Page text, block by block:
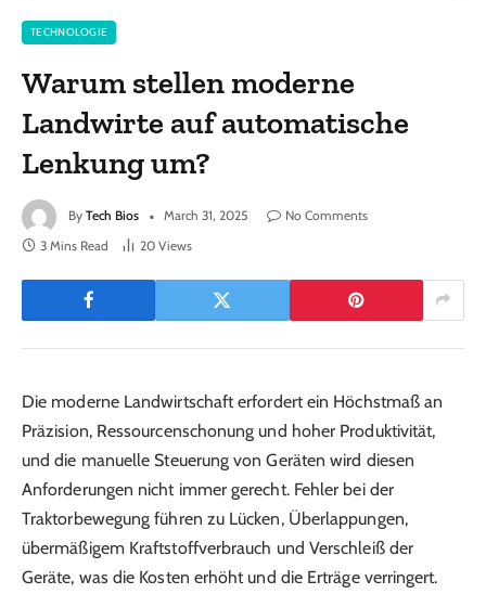
TECHNOLOGIE
Warum stellen moderne
Landwirte auf automatische
Lenkung um?
By Tech Bios March 31, 2025
No Comments
3 Mins Read
20 Views
Die moderne Landwirtschaft erfordert ein Höchstmaß an
Präzision, Ressourcenschonung und hoher Produktivität,
und die manuelle Steuerung von Geräten wird diesen
Anforderungen nicht immer gerecht. Fehler bei der
Traktorbewegung führen zu Lücken, Überlappungen,
übermäßigem Kraftstoffverbrauch und Verschleiß der
Geräte, was die Kosten erhöht und die Erträge verringert.